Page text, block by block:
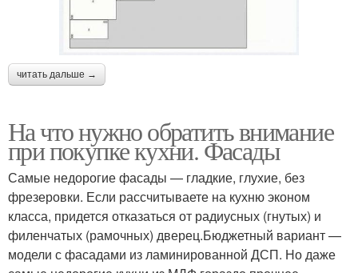
читать дальше →
На что нужно обратить внимание
при покупке кухни. Фасады
Самые недорогие фасады — гладкие, глухие, без
фрезеровки. Если рассчитываете на кухню эконом
класса, придется отказаться от радиусных (гнутых) и
филенчатых (рамочных) дверец.Бюджетный вариант —
модели с фасадами из ламинированной ДСП. Но даже